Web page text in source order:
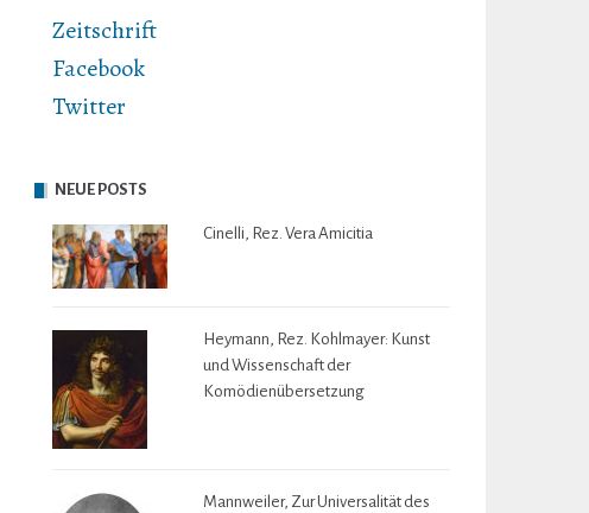
Zeitschrift
Facebook
Twitter
NEUE POSTS
Cinelli, Rez. Vera Amicitia
Heymann, Rez. Kohlmayer: Kunst
und Wissenschaft der
Komödienübersetzung
Mannweiler, Zur Universalität des